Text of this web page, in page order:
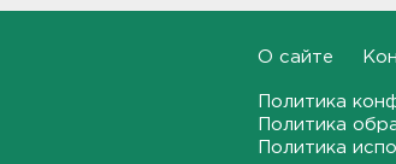
День физкультурника
Как отстрочить старение
О сайте
Политика
Политика
Политика